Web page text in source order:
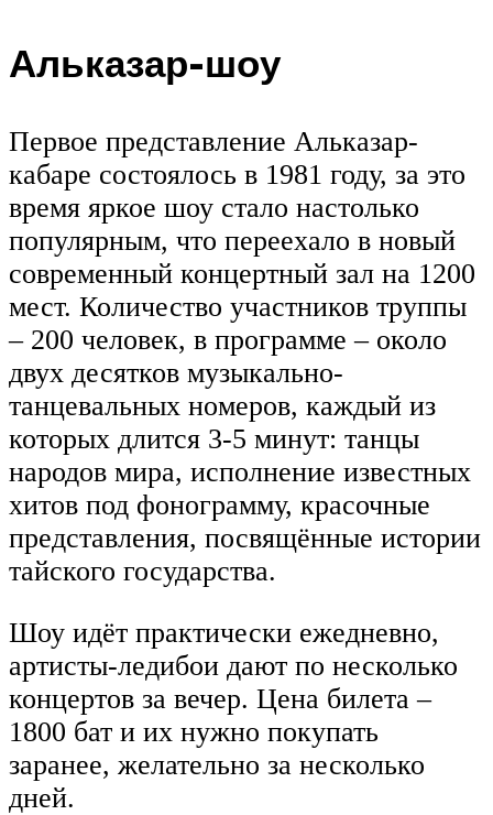
Альказар-шоу
Первое представление Альказар-
кабаре состоялось в 1981 году, за это
время яркое шоу стало настолько
популярным, что переехало в новый
современный концертный зал на 1200
мест. Количество участников труппы
– 200 человек, в программе – около
двух десятков музыкально-
танцевальных номеров, каждый из
которых длится 3-5 минут: танцы
народов мира, исполнение известных
хитов под фонограмму, красочные
представления, посвящённые истории
тайского государства.
Шоу идёт практически ежедневно,
артисты-ледибои дают по несколько
концертов за вечер. Цена билета –
1800 бат и их нужно покупать
заранее, желательно за несколько
дней.